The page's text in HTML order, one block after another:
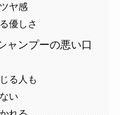
ヤ感
優しさ
ャンプーの悪い口
る人も
い